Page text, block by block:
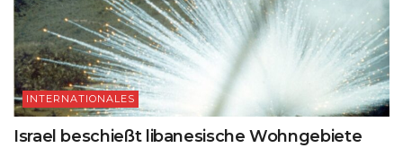
INTERNATIONALES
Israel beschießt libanesische Wohngebiete